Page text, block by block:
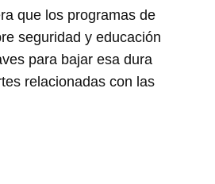
que los programas de
seguridad y educación
para bajar esa dura
relacionadas con las